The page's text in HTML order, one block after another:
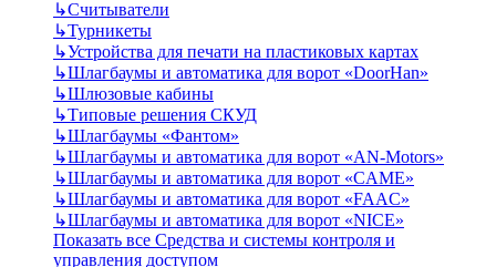
↳Считыватели
↳Турникеты
↳Устройства для печати на пластиковых картах
↳Шлагбаумы и автоматика для ворот «DoorHan»
↳Шлюзовые кабины
↳Типовые решения СКУД
↳Шлагбаумы «Фантом»
↳Шлагбаумы и автоматика для ворот «AN-Motors»
↳Шлагбаумы и автоматика для ворот «CAME»
↳Шлагбаумы и автоматика для ворот «FAAC»
↳Шлагбаумы и автоматика для ворот «NICE»
Показать все Средства и системы контроля и
управления доступом